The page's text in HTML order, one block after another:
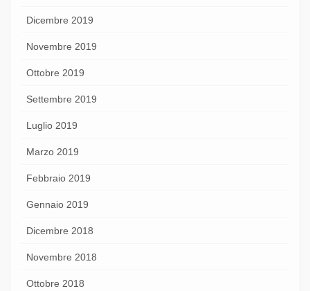
Dicembre 2019
Novembre 2019
Ottobre 2019
Settembre 2019
Luglio 2019
Marzo 2019
Febbraio 2019
Gennaio 2019
Dicembre 2018
Novembre 2018
Ottobre 2018